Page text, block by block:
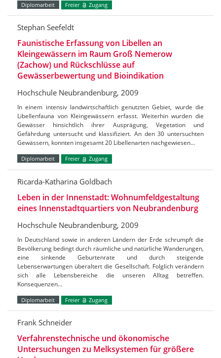
Diplomarbeit Freier Zugang
Stephan Seefeldt
Faunistische Erfassung von Libellen an
Kleingewässern im Raum Groß Nemerow
(Zachow) und Rückschlüsse auf
Gewässerbewertung und Bioindikation
Hochschule Neubrandenburg, 2009
In einem intensiv landwirtschaftlich genutzten Gebiet, wurde die
Libellenfauna von Kleingewässern erfasst. Weiterhin wurden die
Gewässer hinsichtlich ihrer Ausprägung, Vegetation und
Gefährdung untersucht und klassifiziert. An den 30 untersuchten
Gewässern, konnten insgesamt 20 Libellenarten nachgewiesen…
Diplomarbeit Freier Zugang
Ricarda-Katharina Goldbach
Leben in der Innenstadt: Wohnumfeldgestaltung
eines Innenstadtquartiers von Neubrandenburg
Hochschule Neubrandenburg, 2009
In Deutschland sowie in anderen Ländern der Erde schrumpft die
Bevölkerung bedingt durch räumliche und natürliche Wanderungen,
eine sinkende Geburtenrate und durch steigende
Lebenserwartungen überaltert die Gesellschaft. Folglich verändern
sich alle Lebensbereiche die unseren Alltag betreffen.
Konsequenzen…
Diplomarbeit Freier Zugang
Frank Schneider
Verfahrenstechnische und ökonomische
Untersuchungen zu Melksystemen für größere